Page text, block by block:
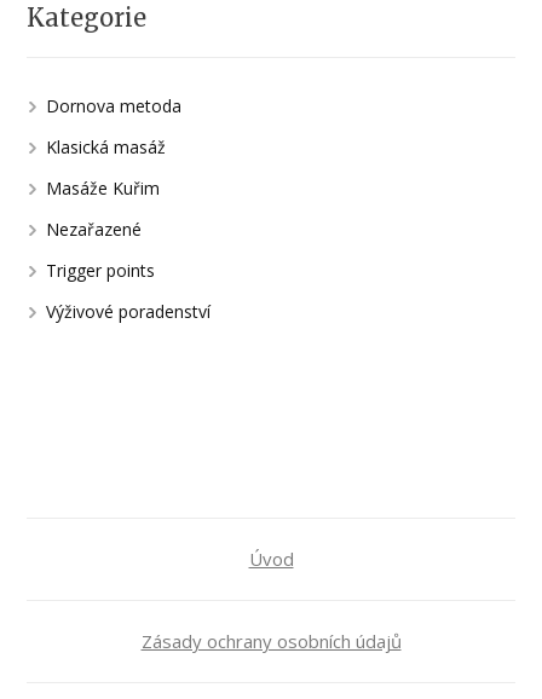
Kategorie
Dornova metoda
Klasická masáž
Masáže Kuřim
Nezařazené
Trigger points
Výživové poradenství
Úvod
Zásady ochrany osobních údajů